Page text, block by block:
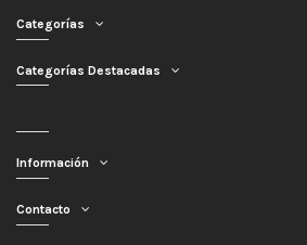
Categorías
Categorías Destacadas
Información
Contacto